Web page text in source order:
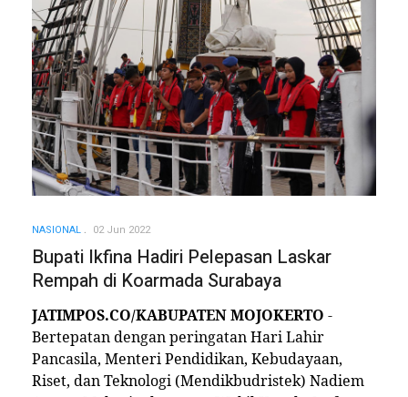
NASIONAL 02 Jun 2022
Bupati Ikfina Hadiri Pelepasan Laskar
Rempah di Koarmada Surabaya
JATIMPOS.CO/KABUPATEN MOJOKERTO -
Bertepatan dengan peringatan Hari Lahir
Pancasila, Menteri Pendidikan, Kebudayaan,
Riset, dan Teknologi (Mendikbudristek) Nadiem